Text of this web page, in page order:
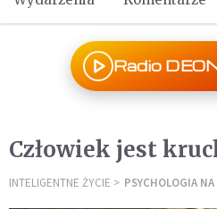
Radio
Człowiek jest
INTELIGENTNE ŻYCIE PSYCHOLOGIA